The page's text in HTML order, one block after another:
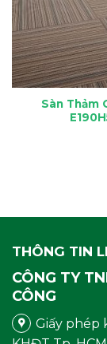
Sàn Thảm
THÔNG TIN
CÔNG TY
CÔNG
Giấy phép